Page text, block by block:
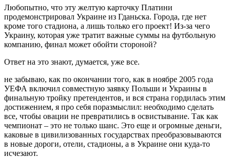
Любопытно, что эту желтую карточку Платини
продемонстрировал Украине из Гданьска. Города, где нет
кроме того стадиона, а лишь только его проект! Из-за чего
Украину, которая уже тратит важные суммы на футбольную
компанию, финал может обойти стороной?
Ответ на это знают, думается, уже все.
не забываю, как по окончании того, как в ноябре 2005 года
УЕФА включил совместную заявку Польши и Украины в
финальную тройку претендентов, и вся страна гордилась этим
достижением, я про себя поразмыслил: необходимо сделать
все, чтобы овации не превратились в освистывание. Так как
чемпионат – это не только шанс. Это еще и огромные деньги,
каковые в цивилизованных государствах преобразовываются
в новые дороги, отели, стадионы, а в Украине они куда-то
исчезают.